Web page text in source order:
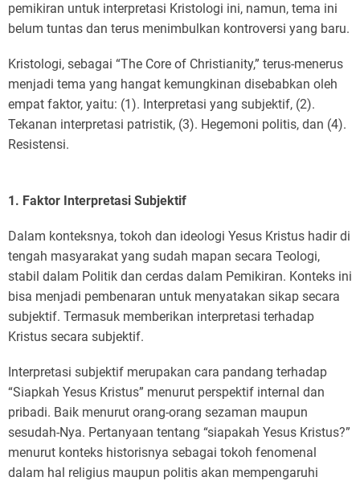
pemikiran untuk interpretasi Kristologi ini, namun, tema ini
belum tuntas dan terus menimbulkan kontroversi yang baru.
Kristologi, sebagai “The Core of Christianity,” terus-menerus
menjadi tema yang hangat kemungkinan disebabkan oleh
empat faktor, yaitu: (1). Interpretasi yang subjektif, (2).
Tekanan interpretasi patristik, (3). Hegemoni politis, dan (4).
Resistensi.
1. Faktor Interpretasi Subjektif
Dalam konteksnya, tokoh dan ideologi Yesus Kristus hadir di
tengah masyarakat yang sudah mapan secara Teologi,
stabil dalam Politik dan cerdas dalam Pemikiran. Konteks ini
bisa menjadi pembenaran untuk menyatakan sikap secara
subjektif. Termasuk memberikan interpretasi terhadap
Kristus secara subjektif.
Interpretasi subjektif merupakan cara pandang terhadap
“Siapkah Yesus Kristus” menurut perspektif internal dan
pribadi. Baik menurut orang-orang sezaman maupun
sesudah-Nya. Pertanyaan tentang “siapakah Yesus Kristus?”
menurut konteks historisnya sebagai tokoh fenomenal
dalam hal religius maupun politis akan mempengaruhi